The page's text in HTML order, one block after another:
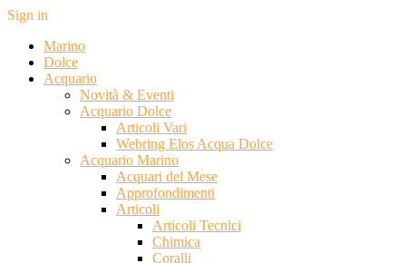
Sign in
Marino
Dolce
Acquario
Novità & Eventi
Acquario Dolce
Articoli Vari
Webring Elos Acqua Dolce
Acquario Marino
Acquari del Mese
Approfondimenti
Articoli
Articoli Tecnici
Chimica
Coralli